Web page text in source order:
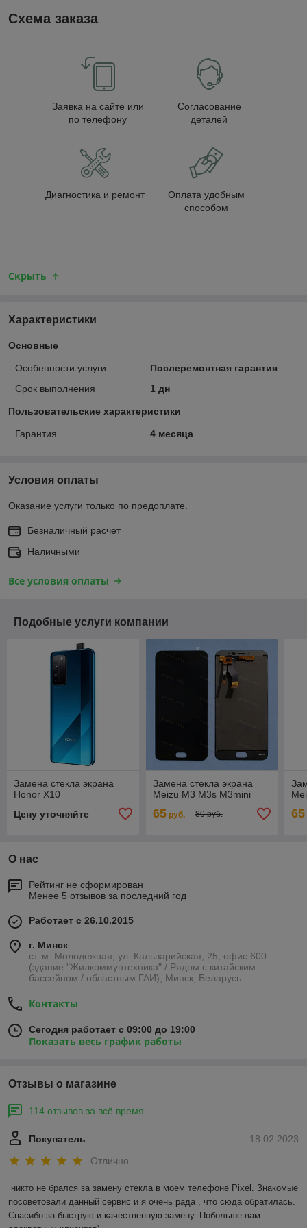
Схема заказа
Заявка на сайте или
по телефону
Согласование
деталей
Диагностика и ремонт
Оплата удобным
способом
Скрыть
Характеристики
Основные
Особенности услуги
Послеремонтная гарантия
Срок выполнения
1 дн
Пользовательские характеристики
Гарантия 4 месяца
Условия оплаты
Оказание услуги только по предоплате.
Безналичный расчет
Наличными
Все условия оплаты
Подобные услуги компании
Замена стекла экрана
Honor X10
Цену уточняйте
Замена стекла экрана
Meizu M3 M3s M3mini
65руб. 80 руб. 65
О нас
Рейтинг не сформирован
Менее 5 отзывов за последний год
Работает с 26.10.2015
г. Минск
ст. м. Молодежная, ул. Кальварийская, 25, офис 600
(здание "Жилкоммунтехника" / Рядом с китайским
бассейном / областным ГАИ), Минск, Беларусь
Контакты
Сегодня работает с 09:00 до 19:00
Показать весь график работы
Отзывы о магазине
114 отзывов за всё время
18.02.2023
Покупатель
Отлично
никто не брался за замену стекла в моем телефоне Pixel. Знакомые
посоветовали данный сервис и я очень рада , что сюда обратилась.
Спасибо за быструю и качественную замену. Побольше вам